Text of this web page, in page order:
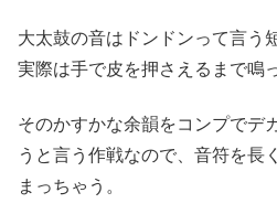
大太鼓の音はドンドンって言う
実際は手で皮を押さえるまで鳴
そのかすかな余韻をコンプでデ
うと言う作戦なので、音符を長
まっちゃう。